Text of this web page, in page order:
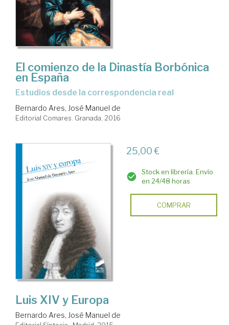
El comienzo de la Dinastía Borbónica
en España
estudios desde la correspondencia real
Bernardo Ares, José Manuel de
Editorial Comares. Granada, 2016
25,00 €
Stock en librería. Envío
en 24/48 horas
COMPRAR
Luis XIV y Europa
Bernardo Ares, José Manuel de